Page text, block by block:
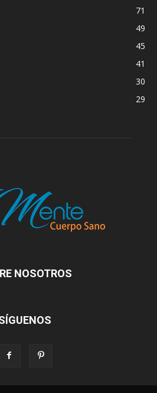
71
49
45
41
30
29
NOSOTROS